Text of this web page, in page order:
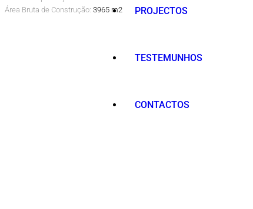
PROJECTOS
TESTEMUNHOS
CONTACTOS
Área Bruta de Construção: 3965 m2